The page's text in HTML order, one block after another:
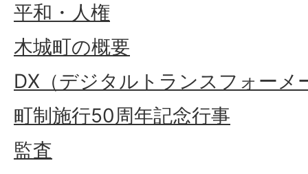
平和・人権
木城町の概要
DX（デジタルトランスフォーメ
町制施行50周年記念行事
監査